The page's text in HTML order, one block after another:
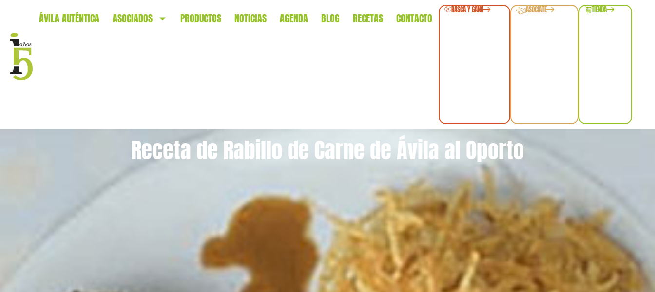
ÁVILA AUTÉNTICA ASOCIADOS PRODUCTOS NOTICIAS AGENDA BLOG RECETAS CONTACTO
RASCA Y GANA ASÓCIATE TIENDA
Receta de Rabillo de Carne de Ávila al Oporto